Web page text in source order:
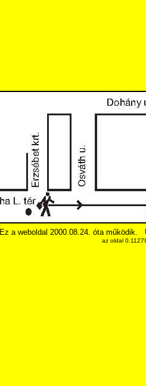
Ez a weboldal 2000.08.24. óta működik.
az oldal